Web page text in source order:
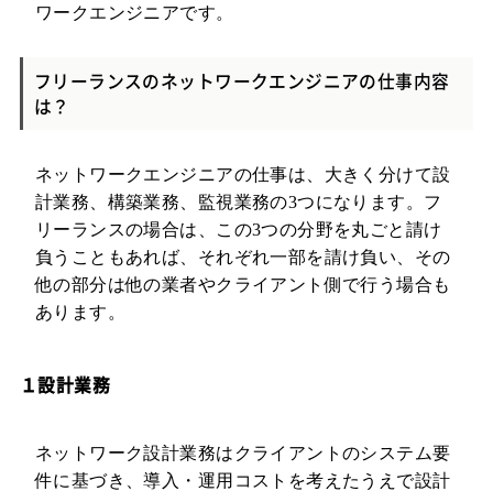
ワークエンジニアです。
フリーランスのネットワークエンジニアの仕事内容
は？
ネットワークエンジニアの仕事は、大きく分けて設
計業務、構築業務、監視業務の3つになります。フ
リーランスの場合は、この3つの分野を丸ごと請け
負うこともあれば、それぞれ一部を請け負い、その
他の部分は他の業者やクライアント側で行う場合も
あります。
１設計業務
ネットワーク設計業務はクライアントのシステム要
件に基づき、導入・運用コストを考えたうえで設計